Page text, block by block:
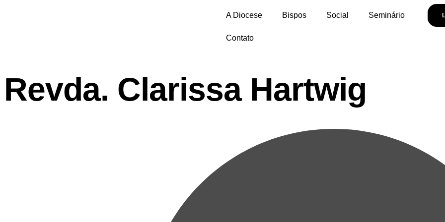
A Diocese Bispos Social Seminário
Contato
Revda. Clarissa Hartwig